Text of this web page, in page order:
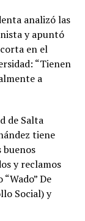
analizó las
y apuntó
en el
“Tienen
a
de Salta
tiene
buenos
y reclamos
De
Social) y